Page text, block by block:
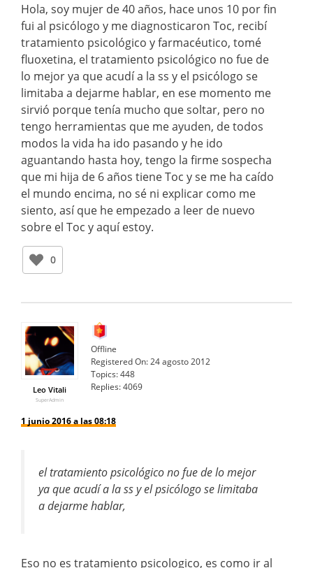
Hola, soy mujer de 40 años, hace unos 10 por fin
fui al psicólogo y me diagnosticaron Toc, recibí
tratamiento psicológico y farmacéutico, tomé
fluoxetina, el tratamiento psicológico no fue de
lo mejor ya que acudí a la ss y el psicólogo se
limitaba a dejarme hablar, en ese momento me
sirvió porque tenía mucho que soltar, pero no
tengo herramientas que me ayuden, de todos
modos la vida ha ido pasando y he ido
aguantando hasta hoy, tengo la firme sospecha
que mi hija de 6 años tiene Toc y se me ha caído
el mundo encima, no sé ni explicar como me
siento, así que he empezado a leer de nuevo
sobre el Toc y aquí estoy.
0
Leo Vitali
SuperAdmin
Offline
Registered On:24 agosto 2012
Topics:448
Replies:4069
1 junio 2016 a las 08:18
el tratamiento psicológico no fue de lo mejor
ya que acudí a la ss y el psicólogo se limitaba
a dejarme hablar,
Eso no es tratamiento psicologico, es como ir al